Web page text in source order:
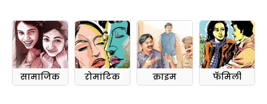
सामाजिक रोमांटिक क्राइम फॅमिली